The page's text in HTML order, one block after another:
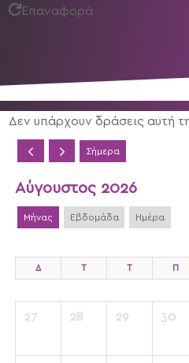
Επαναφορά
Δεν υπάρχουν δράσεις αυτή
Σήμερα
Αύγουστος 2026
Μήνας Εβδομάδα Ημέρα
Δ Τ Τ Π
27 28 29 30